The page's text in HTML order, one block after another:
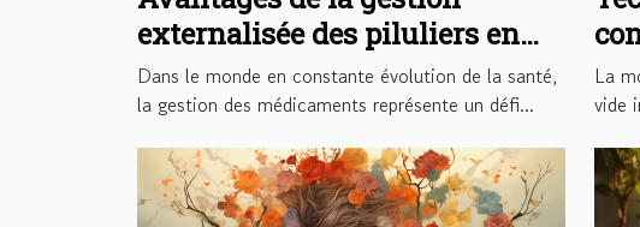
externalisée des piluliers en
structures de soins
Dans le monde en constante évolution de la santé,
la gestion des médicaments représente un défi...
La
vide